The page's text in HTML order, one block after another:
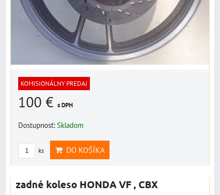
KOMISIONÁLNY PREDAJ
100 € s DPH
Dostupnosť: Skladom
ks DO KOŠÍKA
zadné koleso HONDA VF , CBX